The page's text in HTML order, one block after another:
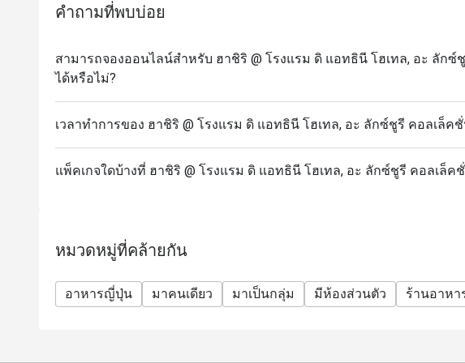
คำถามที่พบบ่อย
สามารถจองออนไลน์สำหรับ ฮาชิริ @ โรงแรม ดิ แอทธินี โฮเทล, อะ ลักซ์
ได้หรือไม่?
เวลาทำการของ ฮาชิริ @ โรงแรม ดิ แอทธินี โฮเทล, อะ ลักซ์ชูรี คอลเล็คชั่
แพ็คเกจใดบ้างที่ ฮาชิริ @ โรงแรม ดิ แอทธินี โฮเทล, อะ ลักซ์ชูรี คอลเล็ค
หมวดหมู่ที่คล้ายกัน
อาหารญี่ปุ่น มาคนเดียว มาเป็นกลุ่ม มีห้องส่วนตัว ร้านอาหา